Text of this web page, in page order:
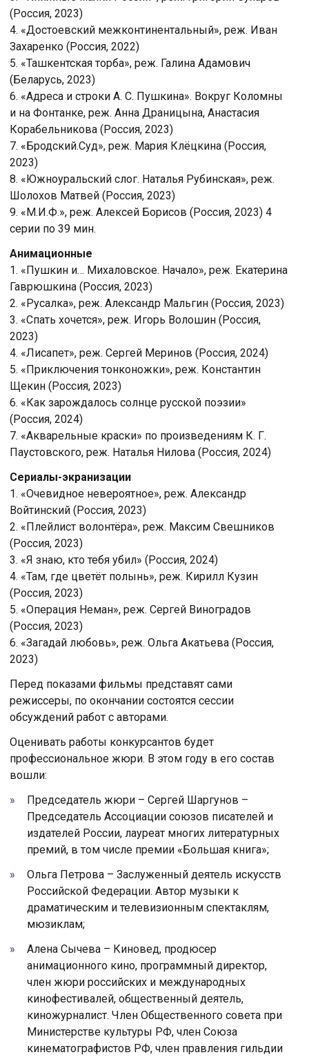
(Россия, 2023)
4. «Достоевский межконтинентальный», реж. Иван
Захаренко (Россия, 2022)
5. «Ташкентская торба», реж. Галина Адамович
(Беларусь, 2023)
6. «Адреса и строки А. С. Пушкина». Вокруг Коломны
и на Фонтанке, реж. Анна Драницына, Анастасия
Корабельникова (Россия, 2023)
7. «Бродский.Суд», реж. Мария Клёцкина (Россия,
2023)
8. «Южноуральский слог. Наталья Рубинская», реж.
Шолохов Матвей (Россия, 2023)
9. «М.И.Ф.», реж. Алексей Борисов (Россия, 2023) 4
серии по 39 мин.
Анимационные
1. «Пушкин и… Михаловское. Начало», реж. Екатерина
Гаврюшкина (Россия, 2023)
2. «Русалка», реж. Александр Мальгин (Россия, 2023)
3. «Спать хочется», реж. Игорь Волошин (Россия,
2023)
4. «Лисапет», реж. Сергей Меринов (Россия, 2024)
5. «Приключения тонконожки», реж. Константин
Щекин (Россия, 2023)
6. «Как зарождалось солнце русской поэзии»
(Россия, 2024)
7. «Акварельные краски» по произведениям К. Г.
Паустовского, реж. Наталья Нилова (Россия, 2024)
Сериалы-экранизации
1. «Очевидное невероятное», реж. Александр
Войтинский (Россия, 2023)
2. «Плейлист волонтёра», реж. Максим Свешников
(Россия, 2023)
3. «Я знаю, кто тебя убил» (Россия, 2024)
4. «Там, где цветёт полынь», реж. Кирилл Кузин
(Россия, 2023)
5. «Операция Неман», реж. Сергей Виноградов
(Россия, 2023)
6. «Загадай любовь», реж. Ольга Акатьева (Россия,
2023)
Перед показами фильмы представят сами
режиссеры, по окончании состоятся сессии
обсуждений работ с авторами.
Оценивать работы конкурсантов будет
профессиональное жюри. В этом году в его состав
вошли:
Председатель жюри – Сергей Шаргунов –
Председатель Ассоциации союзов писателей и
издателей России, лауреат многих литературных
премий, в том числе премии «Большая книга»;
Ольга Петрова – Заслуженный деятель искусств
Российской Федерации. Автор музыки к
драматическим и телевизионным спектаклям,
мюзиклам;
Алена Сычева – Киновед, продюсер
анимационного кино, программный директор,
член жюри российских и международных
кинофестивалей, общественный деятель,
киножурналист. Член Общественного совета при
Министерстве культуры РФ, член Союза
кинематографистов РФ, член правления гильдии